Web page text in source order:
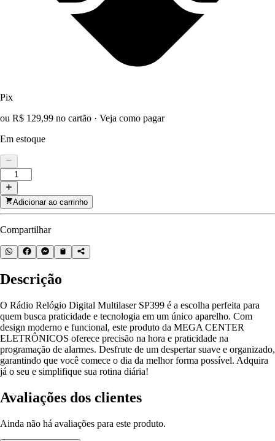
Pix
ou R$ 129,99 no cartão · Veja como pagar
Em estoque
Adicionar ao carrinho
Compartilhar
Descrição
O Rádio Relógio Digital Multilaser SP399 é a escolha perfeita para
quem busca praticidade e tecnologia em um único aparelho. Com
design moderno e funcional, este produto da MEGA CENTER
ELETRÔNICOS oferece precisão na hora e praticidade na
programação de alarmes. Desfrute de um despertar suave e organizado,
garantindo que você comece o dia da melhor forma possível. Adquira
já o seu e simplifique sua rotina diária!
Avaliações dos clientes
Ainda não há avaliações para este produto.